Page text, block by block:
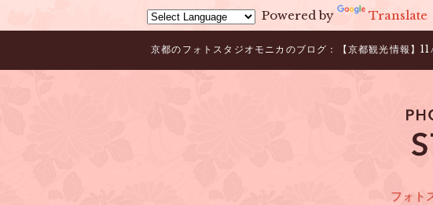
Powered by Translate
京都のフォトスタジオモニカのブログ：【京都観光情報】
フォト